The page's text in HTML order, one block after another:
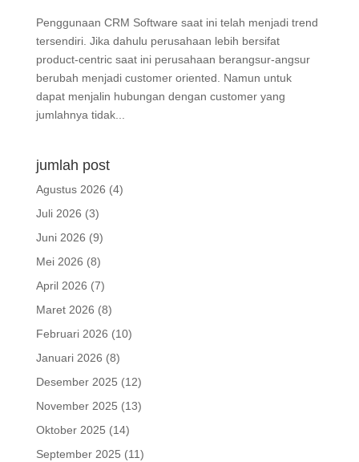
Penggunaan CRM Software saat ini telah menjadi trend
tersendiri. Jika dahulu perusahaan lebih bersifat
product-centric saat ini perusahaan berangsur-angsur
berubah menjadi customer oriented. Namun untuk
dapat menjalin hubungan dengan customer yang
jumlahnya tidak...
jumlah post
Agustus 2026 (4)
Juli 2026 (3)
Juni 2026 (9)
Mei 2026 (8)
April 2026 (7)
Maret 2026 (8)
Februari 2026 (10)
Januari 2026 (8)
Desember 2025 (12)
November 2025 (13)
Oktober 2025 (14)
September 2025 (11)